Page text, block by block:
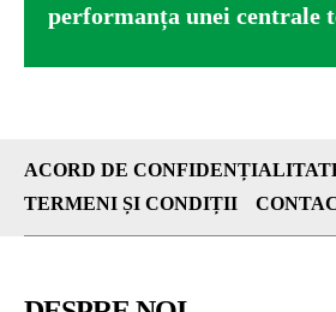
performanța unei centrale
ACORD DE
TERMENI ȘI CONDIȚII